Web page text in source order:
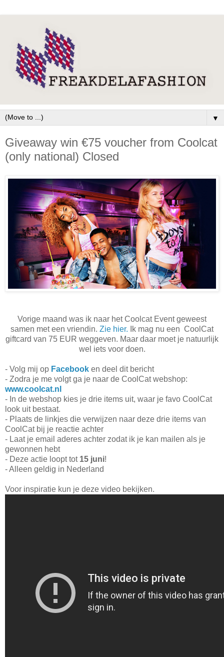
▼
Giveaway win €75 voucher from Coolcat
(only national) Closed
Vorige maand was ik naar het Coolcat Event geweest
samen met een vriendin. Zie hier. Ik mag nu een CoolCat
giftcard van 75 EUR weggeven. Maar daar moet je natuurlijk
wel iets voor doen.
- Volg mij op Facebook en deel dit bericht
- Zodra je me volgt ga je naar de CoolCat webshop:
www.coolcat.nl
- In de webshop kies je drie items uit, waar je favo CoolCat
look uit bestaat.
- Plaats de linkjes die verwijzen naar deze drie items van
CoolCat bij je reactie achter
- Laat je email aderes achter zodat ik je kan mailen als je
gewonnen hebt
- Deze actie loopt tot 15 juni!
- Alleen geldig in Nederland
Voor inspiratie kun je deze video bekijken.